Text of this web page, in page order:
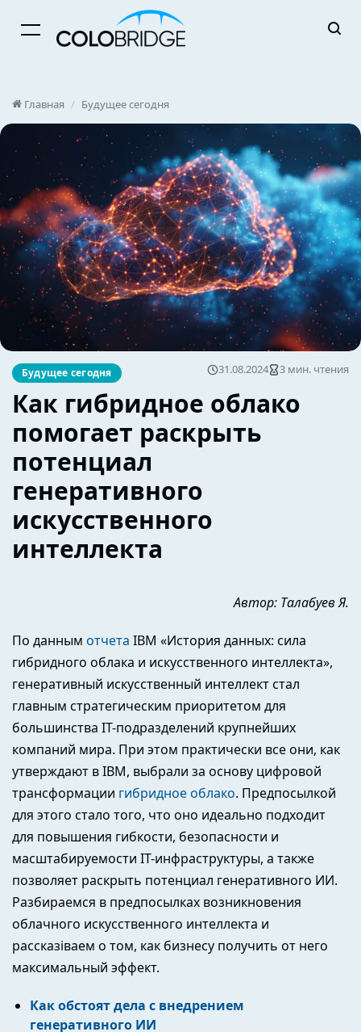
Menu
Главная / Будущее сегодня
Будущее сегодня
Как гибридное облако
помогает раскрыть
потенциал
генеративного
искусственного
интеллекта
31.08.2024 3 мин. чтения
Автор: Талабуев Я.
По данным отчета IBM «История данных: сила
гибридного облака и искусственного интеллекта»,
генеративный искусственный интеллект стал
главным стратегическим приоритетом для
большинства IT-подразделений крупнейших
компаний мира. При этом практически все они, как
утверждают в IBM, выбрали за основу цифровой
трансформации гибридное облако. Предпосылкой
для этого стало того, что оно идеально подходит
для повышения гибкости, безопасности и
масштабируемости IT-инфраструктуры, а также
позволяет раскрыть потенциал генеративного ИИ.
Разбираемся в предпосылках возникновения
облачного искусственного интеллекта и
рассказіваем о том, как бизнесу получить от него
максимальный эффект.
Как обстоят дела с внедрением
генеративного ИИ